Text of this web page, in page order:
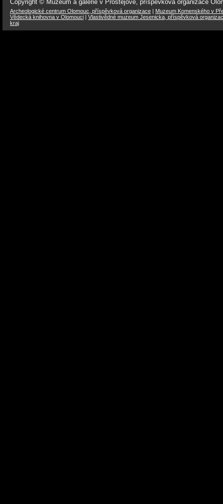
Copyright © Muzeum a galerie v Prostějově, příspěvková organizace
Archeologické centrum Olomouc, příspěvková organizace
Muzeum Komenského v
Vědecká knihovna v Olomouci
Vlastivědné muzeum Jesenicka, příspěvková
kraj